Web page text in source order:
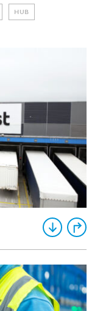
HUB